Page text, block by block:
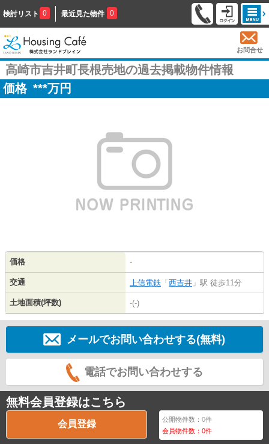
検討リスト 0 最近見た物件 0
お問合せ
高崎市吉井町長根売地の過去掲載物件情報
価格 ***万円
価格 -
交通 上信電鉄 「 西吉井 」駅 徒歩11分
土地面積(坪数) -(-)
メールでお問い合わせする(無料)
電話でお問い合わせする
無料会員登録はこちら
会員登録 公開物件数：0件
会員物件数：0件